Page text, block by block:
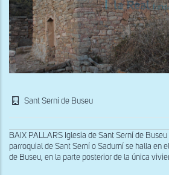
Sant Serní de Buseu
BAIX PALLARS Iglesia de Sant Serní de
parroquial de Sant Serní o Sadurní se halla en
de Buseu, en la parte posterior de la única